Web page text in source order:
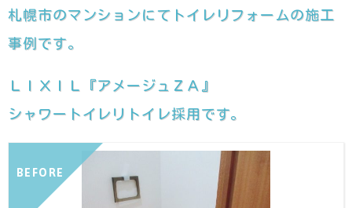
札幌市のマンションにてトイレリフォームの施工
事例です。
ＬＩＸＩＬ『アメージュＺＡ』
シャワートイレリトイレ採用です。
BEFORE